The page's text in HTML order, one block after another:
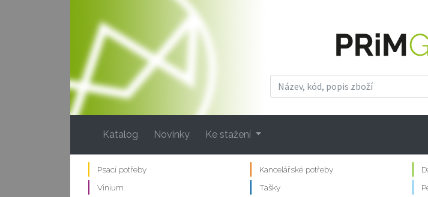
(current)
Katalog Novinky Ke stažení
Psací potřeby Kancelářské potřeby
Vinium
Tašky